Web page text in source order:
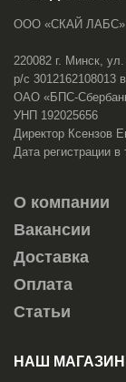
ООО «СКАЙ ЛАБС»
220082 г. Минск,
р/с 3012162108013
ОАО «БПС-
УНП 192025656
Директор Ксензов
Дата регистрации
О компании
Вакансии
Доставка
Оплата
Статьи
НАШ МАГАЗИН